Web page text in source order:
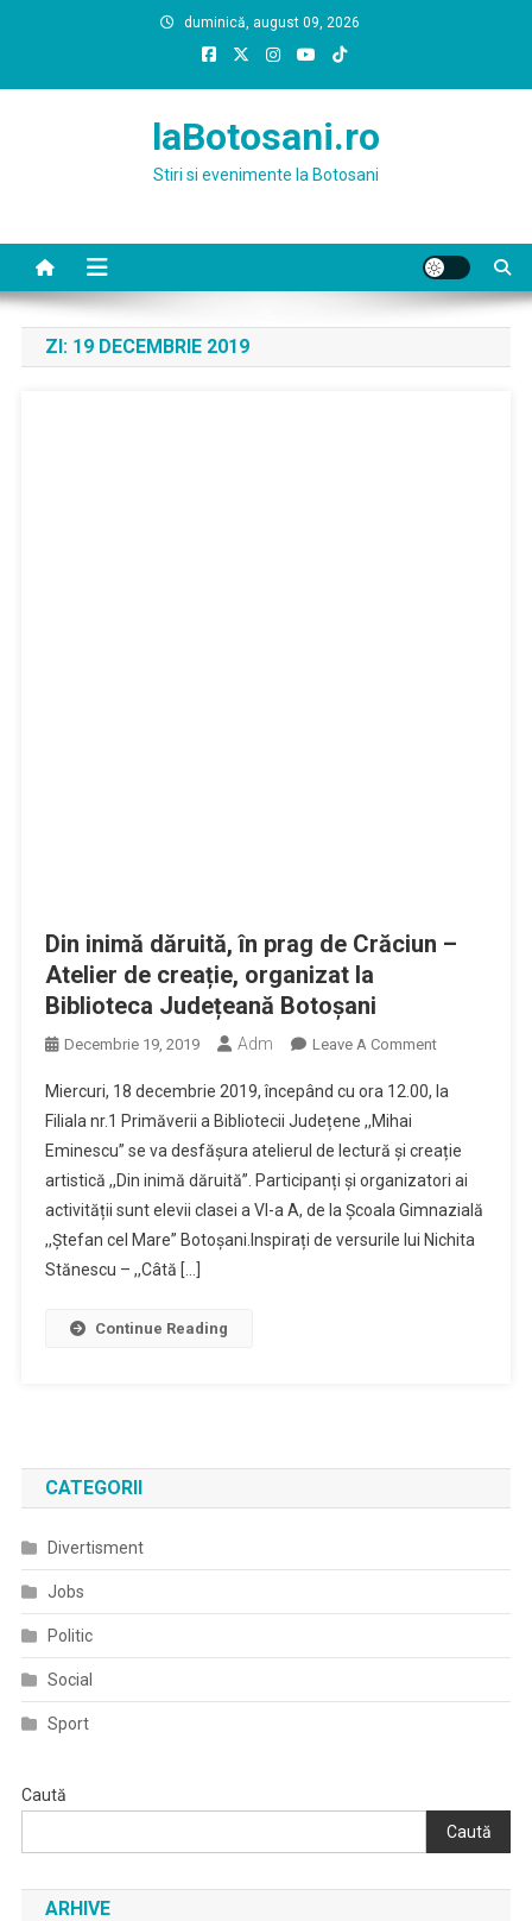
duminică, august 09, 2026
laBotosani.ro
Stiri si evenimente la Botosani
ZI: 19 DECEMBRIE 2019
Din inimă dăruită, în prag de Crăciun –
Atelier de creație, organizat la
Biblioteca Județeană Botoșani
Decembrie 19, 2019 Adm Leave A CommentOn
Inimă
În
Prag
De
Crăciun
Miercuri, 18 decembrie 2019, începând cu ora 12.00, la
Filiala nr.1 Primăverii a Bibliotecii Județene ,,Mihai
Eminescu” se va desfășura atelierul de lectură și creație
artistică ,,Din inimă dăruită”. Participanți și organizatori ai
activității sunt elevii clasei a VI-a A, de la Școala Gimnazială
,,Ștefan cel Mare” Botoșani.Inspirați de versurile lui Nichita
Stănescu – ,,Câtă […]
Continue Reading
CATEGORII
Divertisment
Jobs
Politic
Social
Sport
Caută
Caută
ARHIVE